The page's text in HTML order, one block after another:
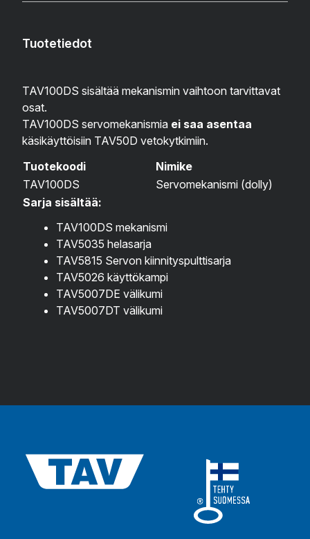
Tuotetiedot
TAV100DS sisältää mekanismin vaihtoon tarvittavat
osat.
TAV100DS servomekanismia ei saa asentaa
käsikäyttöisiin TAV50D vetokytkimiin.
Tuotekoodi
Nimike
TAV100DS
Servomekanismi (dolly)
Sarja sisältää:
TAV100DS mekanismi
TAV5035 helasarja
TAV5815 Servon kiinnityspulttisarja
TAV5026 käyttökampi
TAV5007DE välikumi
TAV5007DT välikumi